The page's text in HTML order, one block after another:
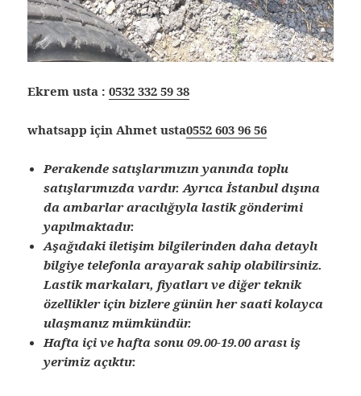
Ekrem usta :0532 332 59 38
whatsapp için Ahmet usta0552 603 96 56
Perakende satışlarımızın yanında toplu
satışlarımızda vardır. Ayrıca İstanbul dışına
da ambarlar aracılığıyla lastik gönderimi
yapılmaktadır.
Aşağıdaki iletişim bilgilerinden daha detaylı
bilgiye telefonla arayarak sahip olabilirsiniz.
Lastik markaları, fiyatları ve diğer teknik
özellikler için bizlere günün her saati kolayca
ulaşmanız mümkündür.
Hafta içi ve hafta sonu 09.00-19.00 arası iş
yerimiz açıktır.